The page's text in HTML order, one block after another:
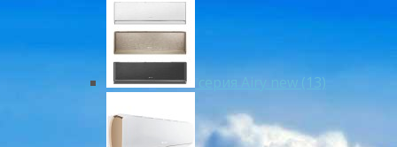
серия Airy new (13)